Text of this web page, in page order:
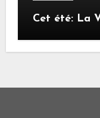
Cet été: La